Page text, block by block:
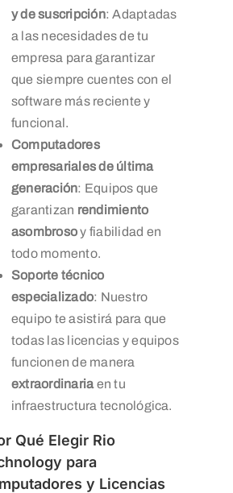
y de suscripción: Adaptadas
a las necesidades de tu
empresa para garantizar
que siempre cuentes con el
software más reciente y
funcional.
Computadores
empresariales de última
generación: Equipos que
garantizan rendimiento
asombrosoy fiabilidad en
todo momento.
Soporte técnico
especializado: Nuestro
equipo te asistirá para que
todas las licencias y equipos
funcionen de manera
extraordinariaen tu
infraestructura tecnológica.
Qué Elegir Rio
para
y Licencias